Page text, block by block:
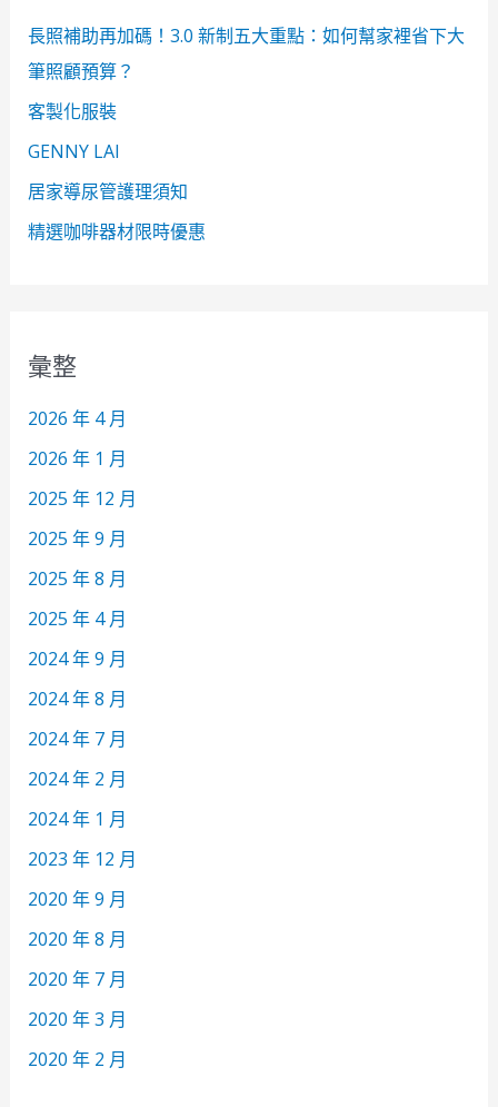
長照補助再加碼！3.0 新制五大重點：如何幫家裡省下大
筆照顧預算？
客製化服裝
GENNY LAI
居家導尿管護理須知
精選咖啡器材限時優惠
彙整
2026 年 4 月
2026 年 1 月
2025 年 12 月
2025 年 9 月
2025 年 8 月
2025 年 4 月
2024 年 9 月
2024 年 8 月
2024 年 7 月
2024 年 2 月
2024 年 1 月
2023 年 12 月
2020 年 9 月
2020 年 8 月
2020 年 7 月
2020 年 3 月
2020 年 2 月